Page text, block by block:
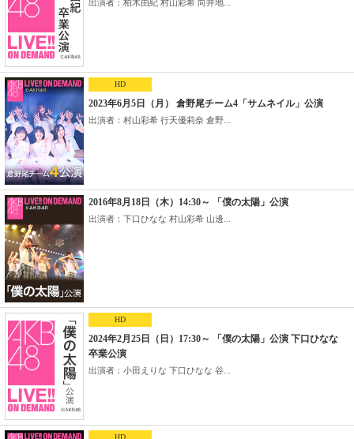
出演者：柏木由紀 村山彩希 向井地...
HD
2023年6月5日（月） 倉野尾チーム4「サムネイル」公演
出演者：村山彩希 行天優莉奈 倉野...
2016年8月18日（木）14:30～ 「僕の太陽」公演
出演者：下口ひなな 村山彩希 山邊...
HD
2024年2月25日（日）17:30～ 「僕の太陽」公演 下口ひなな
卒業公演
出演者：小田えりな 下口ひなな 谷...
HD